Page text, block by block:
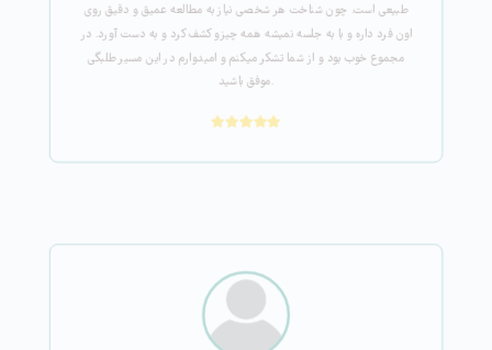
طبیعی است. چون شناخت هر شخصی نیاز به مطالعه عمیق و دقیق روی
اون فرد داره و با به جلسه نمیشه همه چیزو کشف کرد و به دست آورد. در
مجموع خوب بود و از شما تشکر میکنم و امیدوارم در این مسیر طلبگی
موفق باشید.